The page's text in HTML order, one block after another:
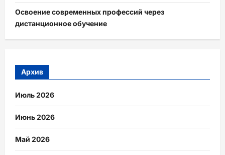
Освоение современных профессий через
дистанционное обучение
Архив
Июль 2026
Июнь 2026
Май 2026